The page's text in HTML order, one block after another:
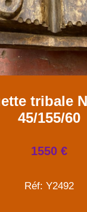
tribale
45/155/60
1550 €
Réf: Y2492